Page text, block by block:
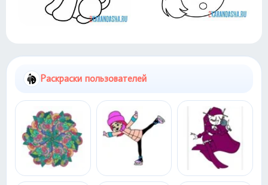
Раскраски пользователей